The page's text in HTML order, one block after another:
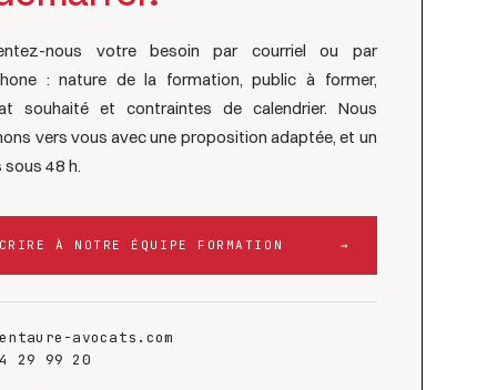
nous votre besoin par courriel ou par
: nature de la formation, public à former,
souhaité et contraintes de calendrier. Nous
vers vous avec une proposition adaptée, et un
sous 48 h.
À NOTRE ÉQUIPE FORMATION →
avocats.com
29 99 20